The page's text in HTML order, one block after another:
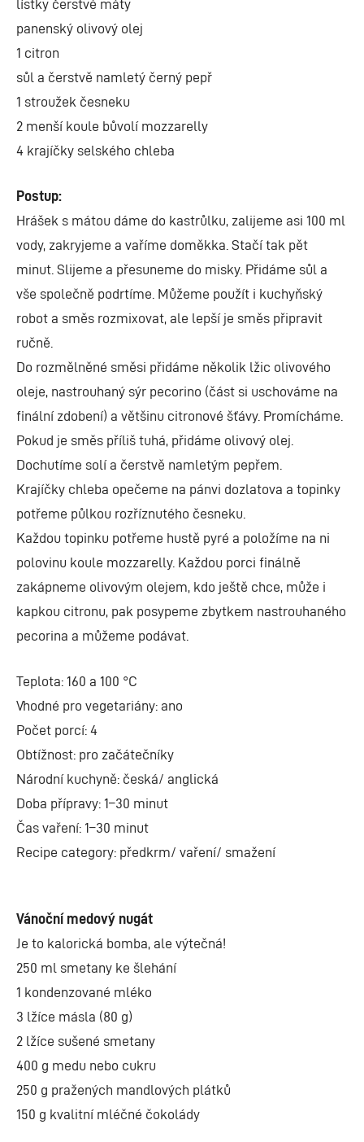
panenský olivový olej
1 citron
sůl a čerstvě namletý černý pepř
1 stroužek česneku
2 menší koule bůvolí mozzarelly
4 krajíčky selského chleba
Postup:
Hrášek s mátou dáme do kastrůlku, zalijeme asi 100 ml
vody, zakryjeme a vaříme doměkka. Stačí tak pět
minut. Slijeme a přesuneme do misky. Přidáme sůl a
vše společně podrtíme. Můžeme použít i kuchyňský
robot a směs rozmixovat, ale lepší je směs připravit
ručně.
Do rozmělněné směsi přidáme několik lžic olivového
oleje, nastrouhaný sýr pecorino (část si uschováme na
finální zdobení) a většinu citronové šťávy. Promícháme.
Pokud je směs příliš tuhá, přidáme olivový olej.
Dochutíme solí a čerstvě namletým pepřem.
Krajíčky chleba opečeme na pánvi dozlatova a topinky
potřeme půlkou rozříznutého česneku.
Každou topinku potřeme hustě pyré a položíme na ni
polovinu koule mozzarelly. Každou porci finálně
zakápneme olivovým olejem, kdo ještě chce, může i
kapkou citronu, pak posypeme zbytkem nastrouhaného
pecorina a můžeme podávat.
Teplota: 160 a 100 °C
Vhodné pro vegetariány: ano
Počet porcí: 4
Obtížnost: pro začátečníky
Národní kuchyně: česká/ anglická
Doba přípravy: 1–30 minut
Čas vaření: 1–30 minut
Recipe category: předkrm/ vaření/ smažení
Vánoční medový nugát
Je to kalorická bomba, ale výtečná!
250 ml smetany ke šlehání
1 kondenzované mléko
3 lžíce másla (80 g)
2 lžíce sušené smetany
400 g medu nebo cukru
250 g pražených mandlových plátků
150 g kvalitní mléčné čokolády